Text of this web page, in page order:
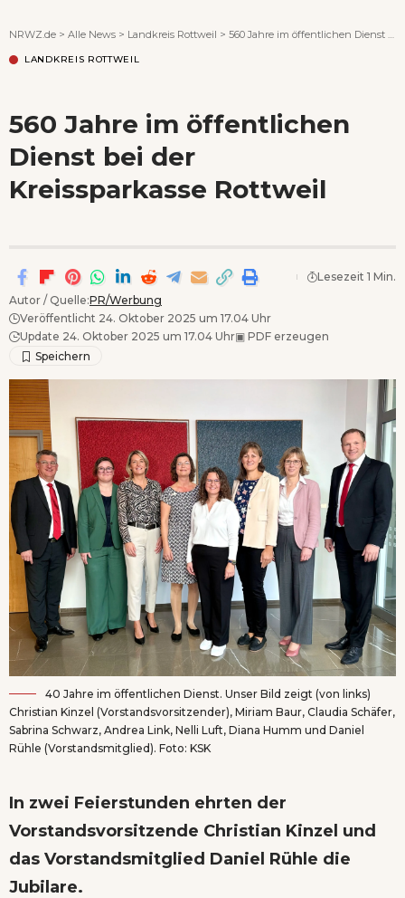
NRWZ.de > Alle News > Landkreis Rottweil > 560 Jahre im öffentlichen Dienst bei der Kreissparkasse Rottweil
LANDKREIS ROTTWEIL
560 Jahre im öffentlichen
Dienst bei der
Kreissparkasse Rottweil
Autor / Quelle:PR/Werbung
Veröffentlicht 24. Oktober 2025 um 17.04 Uhr
Update 24. Oktober 2025 um 17.04 Uhr▣ PDF erzeugen
Lesezeit 1 Min.
40 Jahre im öffentlichen Dienst. Unser Bild zeigt (von links)
Christian Kinzel (Vorstandsvorsitzender), Miriam Baur, Claudia Schäfer,
Sabrina Schwarz, Andrea Link, Nelli Luft, Diana Humm und Daniel
Rühle (Vorstandsmitglied). Foto: KSK
In zwei Feierstunden ehrten der
Vorstandsvorsitzende Christian Kinzel und
das Vorstandsmitglied Daniel Rühle die
Jubilare.